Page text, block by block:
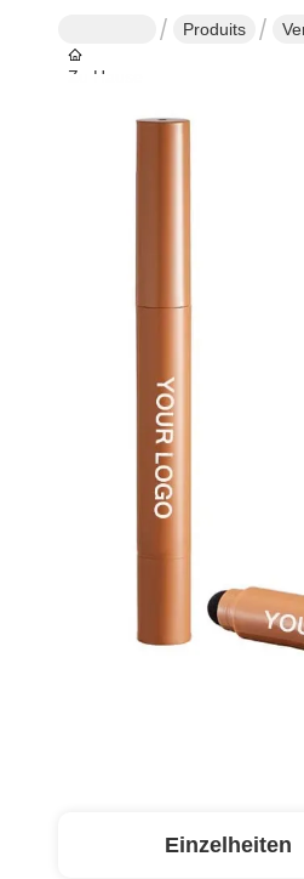
Zu Hause
Produits
Einzelheiten